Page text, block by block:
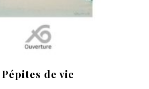
Pépites de vie